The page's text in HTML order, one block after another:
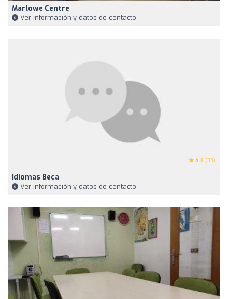
Marlowe Centre
Ver información y datos de contacto
4.8 (33)
Idiomas Beca
Ver información y datos de contacto